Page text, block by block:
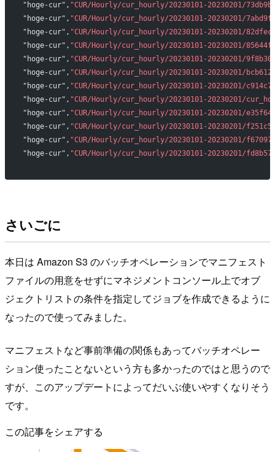
"hoge-cur", "CUR/Hourly/cur_hourly/20230101-20230201/
"hoge-cur", "CUR/Hourly/cur_hourly/20230101-20230201/
"hoge-cur", "CUR/Hourly/cur_hourly/20230101-20230201/
"hoge-cur", "CUR/Hourly/cur_hourly/20230101-20230201/
"hoge-cur", "CUR/Hourly/cur_hourly/20230101-20230201/
"hoge-cur", "CUR/Hourly/cur_hourly/20230101-20230201/
"hoge-cur", "CUR/Hourly/cur_hourly/20230101-20230201/
"hoge-cur", "CUR/Hourly/cur_hourly/20230101-20230201/
"hoge-cur", "CUR/Hourly/cur_hourly/20230101-20230201/
"hoge-cur", "CUR/Hourly/cur_hourly/20230101-20230201/
"hoge-cur", "CUR/Hourly/cur_hourly/20230101-20230201/
"hoge-cur", "CUR/Hourly/cur_hourly/20230101-20230201/
さいごに
本日は Amazon S3 のバッチオペレーションでマニフェスト
ファイルの用意をせずにマネジメントコンソール上でオブ
ジェクトリストの条件を指定してジョブを作成できるように
なったので使ってみました。
マニフェストなど事前準備の関係もあってバッチオペレー
ション使ったことないという方も多かったのではと思うので
すが、このアップデートによってだいぶ使いやすくなりそう
です。
この記事をシェアする